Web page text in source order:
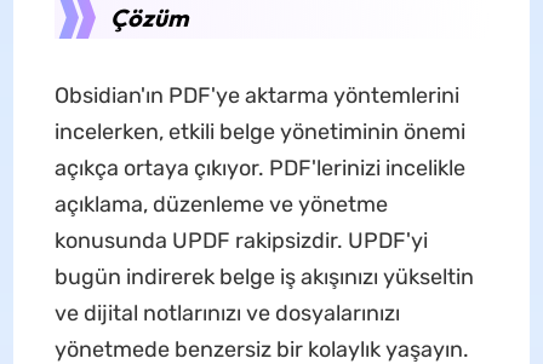
Çözüm
Obsidian'ın PDF'ye aktarma yöntemlerini
incelerken, etkili belge yönetiminin önemi
açıkça ortaya çıkıyor. PDF'lerinizi incelikle
açıklama, düzenleme ve yönetme
konusunda UPDF rakipsizdir. UPDF'yi
bugün indirerek belge iş akışınızı yükseltin
ve dijital notlarınızı ve dosyalarınızı
yönetmede benzersiz bir kolaylık yaşayın.